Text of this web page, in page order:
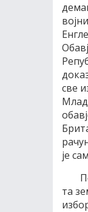
све
је
та